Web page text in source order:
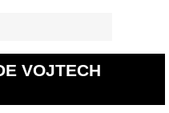
VOJTECH